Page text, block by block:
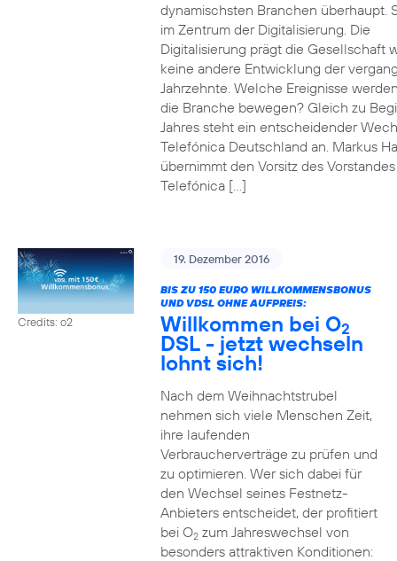
dynamischsten Branchen überhaupt.
im Zentrum der Digitalisierung. Die
Digitalisierung prägt die Gesellschaft
keine andere Entwicklung der
Jahrzehnte. Welche Ereignisse
die Branche bewegen? Gleich zu
Jahres steht ein entscheidender
Telefónica Deutschland an. Markus
übernimmt den Vorsitz des
Telefónica […]
Credits: o2
19. Dezember 2016
BIS ZU 150 EURO WILLKOMMENSBONUS
UND VDSL OHNE AUFPREIS:
Willkommen bei O2
DSL - jetzt wechseln
lohnt sich!
Nach dem Weihnachtstrubel
nehmen sich viele Menschen Zeit,
ihre laufenden
Verbraucherverträge zu prüfen und
zu optimieren. Wer sich dabei für
den Wechsel seines Festnetz-
Anbieters entscheidet, der profitiert
bei O2zum Jahreswechsel von
besonders attraktiven Konditionen: